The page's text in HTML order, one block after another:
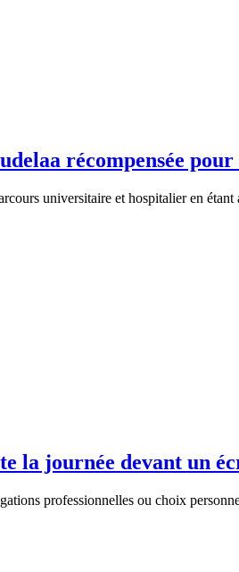
récompensée
universitaire et hospitalier en
la journée devant un
professionnelles ou choix